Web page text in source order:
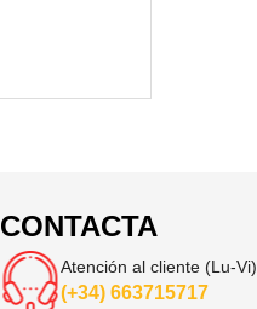
CONTACTA
Atención al cliente (Lu-Vi)
(+34) 663715717